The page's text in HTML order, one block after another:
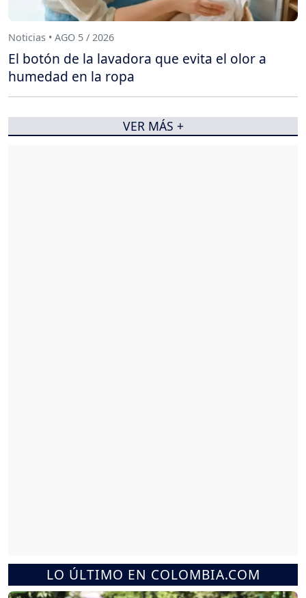
LO ÚLTIMO EN COLOMBIA.COM
Noticias • AGO 5 / 2026
El botón de la lavadora que evita el olor a
humedad en la ropa
VER MÁS +